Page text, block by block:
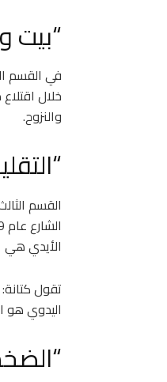
“بيت
في القسم
خلال
والنزوح.
القسم
الأيدي هي
تقول
اليدوي هو